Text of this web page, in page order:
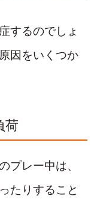
するのでしょ
因をいくつか
荷
プレー中は、
たりすること